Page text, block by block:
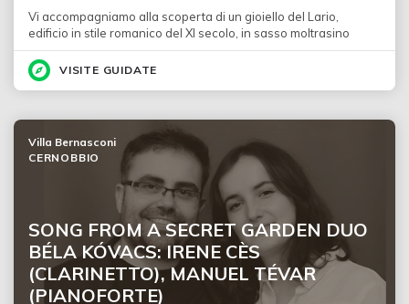
Vi accompagniamo alla scoperta di un gioiello del Lario,
edificio in stile romanico del XI secolo, in sasso moltrasino
VISITE GUIDATE
SONG FROM A SECRET GARDEN DUO
BÉLA KÓVACS: IRENE CÈS
(CLARINETTO), MANUEL TÉVAR
(PIANOFORTE)
Villa Bernasconi
CERNOBBIO